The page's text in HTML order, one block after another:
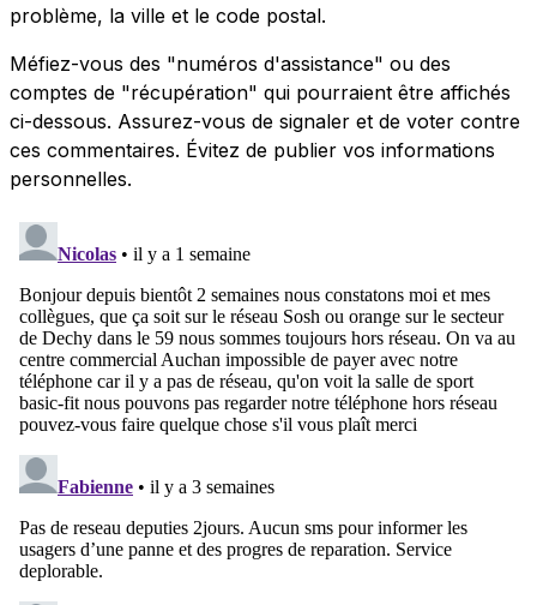
problème, la ville et le code postal.
Méfiez-vous des "numéros d'assistance" ou des
comptes de "récupération" qui pourraient être affichés
ci-dessous. Assurez-vous de signaler et de voter contre
ces commentaires. Évitez de publier vos informations
personnelles.